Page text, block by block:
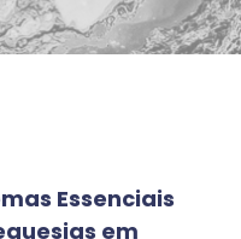
Essenciais
em